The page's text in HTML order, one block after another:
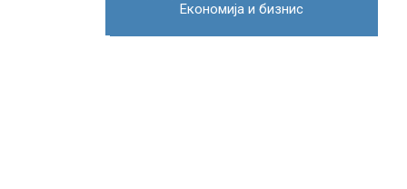
Економија и бизнис